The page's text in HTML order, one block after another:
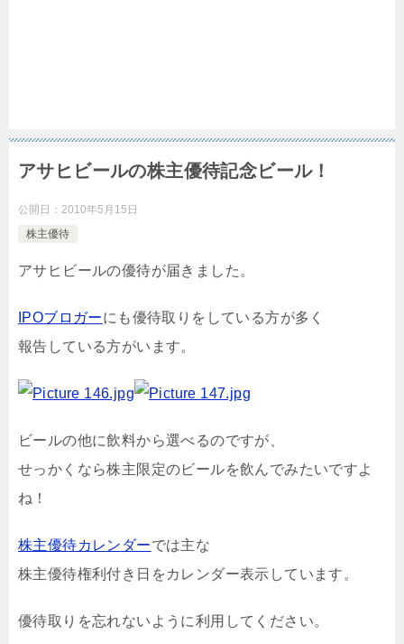
アサヒビールの株主優待記念ビール！
公開日： 2010年5月15日
株主優待
アサヒビールの優待が届きました。
IPOブロガーにも優待取りをしている方が多く
報告している方がいます。
ビールの他に飲料から選べるのですが、
せっかくなら株主限定のビールを飲んでみたいですよ
ね！
株主優待カレンダーでは主な
株主優待権利付き日をカレンダー表示しています。
優待取りを忘れないように利用してください。